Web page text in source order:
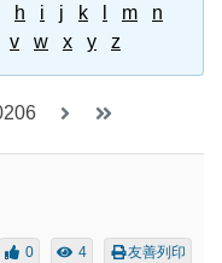
h i j k m
n
v w x y z
0 4 友善列印